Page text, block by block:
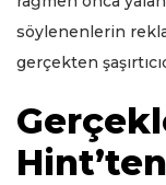
söylenenlerin
gerçekten